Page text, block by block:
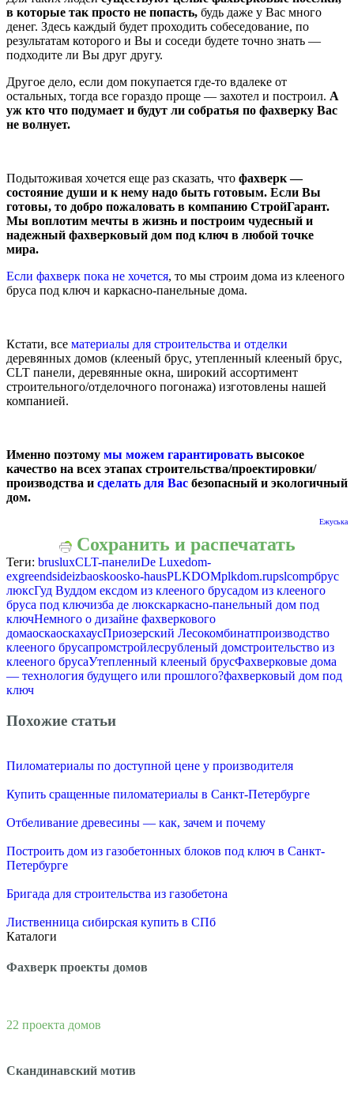
в которые так просто не попасть, будь даже у Вас много
денег. Здесь каждый будет проходить собеседование, по
результатам которого и Вы и соседи будете точно знать —
подходите ли Вы друг другу.
Другое дело, если дом покупается где-то вдалеке от
остальных, тогда все гораздо проще — захотел и построил. А
уж кто что подумает и будут ли собратья по фахверку Вас
не волнует.
Подытоживая хочется еще раз сказать, что фахверк —
состояние души и к нему надо быть готовым. Если Вы
готовы, то добро пожаловать в компанию СтройГарант.
Мы воплотим мечты в жизнь и построим чудесный и
надежный фахверковый дом под ключ в любой точке
мира.
Если фахверк пока не хочется, то мы строим дома из клееного
бруса под ключ и каркасно-панельные дома.
Кстати, все материалы для строительства и отделки
деревянных домов (клееный брус, утепленный клееный брус,
CLT панели, деревянные окна, широкий ассортимент
строительного/отделочного погонажа) изготовлены нашей
компанией.
Именно поэтому мы можем гарантировать высокое
качество на всех этапах строительства/проектировки/
производства и сделать для Вас безопасный и экологичный
дом.
Ежуська
Сохранить и распечатать
Теги: brusluxCLT-панелиDe Luxedom-
exgreendsideizbaoskoosko-hausPLKDOMplkdom.rupslcompбрус
люксГуд Вуддом ексдом из клееного брусадом из клееного
бруса под ключизба де люкскаркасно-панельный дом под
ключНемного о дизайне фахверкового
домаоскаоскахаусПриозерский Лесокомбинатпроизводство
клееного брусапромстройлесрубленый домстроительство из
клееного брусаУтепленный клееный брусФахверковые дома
— технология будущего или прошлого?фахверковый дом под
ключ
Похожие статьи
Пиломатериалы по доступной цене у производителя
Купить сращенные пиломатериалы в Санкт-Петербурге
Отбеливание древесины — как, зачем и почему
Построить дом из газобетонных блоков под ключ в Санкт-
Петербурге
Бригада для строительства из газобетона
Лиственница сибирская купить в СПб
Каталоги
Фахверк проекты домов
22 проекта домов
Скандинавский мотив